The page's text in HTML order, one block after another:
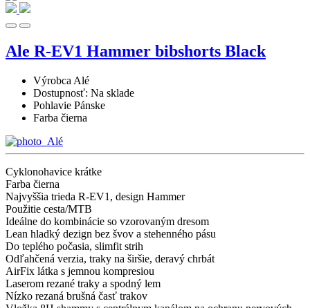
Ale R-EV1 Hammer bibshorts Black
Výrobca Alé
Dostupnosť: Na sklade
Pohlavie Pánske
Farba čierna
Cyklonohavice krátke
Farba čierna
Najvyššia trieda R-EV1, design Hammer
Použitie cesta/MTB
Ideálne do kombinácie so vzorovaným dresom
Lean hladký dezign bez švov a stehenného pásu
Do teplého počasia, slimfit strih
Odľahčená verzia, traky na širšie, deravý chrbát
AirFix látka s jemnou kompresiou
Laserom rezané traky a spodný lem
Nízko rezaná brušná časť trakov